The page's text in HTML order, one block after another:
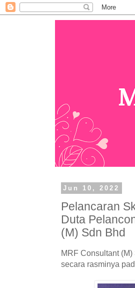
Jun 10, 2022
Pelancaran
Duta
(M) Sdn Bhd
MRF Consultant (M)
secara rasminya